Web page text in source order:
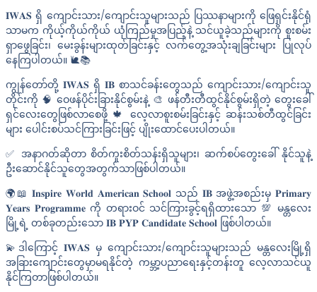
𝐈𝐖𝐀𝐒 ရှိ ကျောင်းသား/ကျောင်းသူများသည် ပြဿနာများကို ဖြေရှင်းနိုင်ရုံ
သာမက ကိုယ့်ကိုယ်ကိုယ် ယုံကြည်မှုအပြည့်နဲ့ သင်ယူခဲ့သည်များကို စူးစမ်း
ရှာဖွေခြင်း၊ မေးခွန်းများထုတ်ခြင်းနှင့် လက်တွေ့အသုံးချခြင်းများ ပြုလုပ်
နေကြပါတယ်။ 🐌📚
ကျွန်တော်တို့ 𝐈𝐖𝐀𝐒 ရှိ 𝐈𝐁 စာသင်ခန်းတွေသည် ကျောင်းသား/ကျောင်းသူ
တိုင်းကို 🧠 ဝေဖန်ပိုင်းခြားနိုင်စွမ်းနဲ့ 🎨 ဖန်တီးတီထွင်နိုင်စွမ်းရှိတဲ့ တွေးခေါ်
ရှင်လေးတွေဖြစ်လာစေဖို့ 🍁 လေ့လာစူးစမ်းခြင်းနှင့် ဆန်းသစ်တီထွင်ခြင်း
များ ပေါင်းစပ်သင်ကြားခြင်းဖြင့် ပျိုးထောင်ပေးပါတယ်။
✅ အနာဂတ်ဆိုတာ စိတ်ကူးစိတ်သန်းရှိသူများ၊ ဆက်စပ်တွေးခေါ် နိုင်သူနဲ့
ဦးဆောင်နိုင်သူတွေအတွက်သာဖြစ်ပါတယ်။
🌍📖 𝐈𝐧𝐬𝐩𝐢𝐫𝐞 𝐖𝐨𝐫𝐥𝐝 𝐀𝐦𝐞𝐫𝐢𝐜𝐚𝐧 𝐒𝐜𝐡𝐨𝐨𝐥 သည် 𝐈𝐁 အဖွဲ့အစည်းမှ 𝐏𝐫𝐢𝐦𝐚𝐫𝐲
𝐘𝐞𝐚𝐫𝐬 𝐏𝐫𝐨𝐠𝐫𝐚𝐦𝐦𝐞 ကို တရားဝင် သင်ကြားခွင့်ရရှိထားသော 💯 မန္တလေး
မြို့ရဲ့ တစ်ခုတည်းသော 𝐈𝐁 𝐏𝐘𝐏 𝐂𝐚𝐧𝐝𝐢𝐝𝐚𝐭𝐞 𝐒𝐜𝐡𝐨𝐨𝐥 ဖြစ်ပါတယ်။
💫ဒါကြောင့် 𝐈𝐖𝐀𝐒 မှ ကျောင်းသား/ကျောင်းသူများသည် မန္တ‌လေးမြို့ရှိ
အခြားကျောင်းတွေမှာမရနိုင်တဲ့ ကမ္ဘာ့ပညာရေးနှင့်တန်းတူ လေ့လာသင်ယူ
နိုင်ကြတာဖြစ်ပါတယ်။